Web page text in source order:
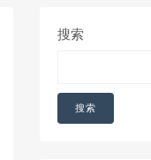
搜索
搜索